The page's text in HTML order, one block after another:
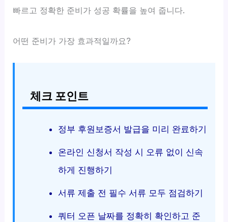
빠르고 정확한 준비가 성공 확률을 높여 줍니다.
어떤 준비가 가장 효과적일까요?
체크 포인트
정부 후원보증서 발급을 미리 완료하기
온라인 신청서 작성 시 오류 없이 신속
하게 진행하기
서류 제출 전 필수 서류 모두 점검하기
쿼터 오픈 날짜를 정확히 확인하고 준